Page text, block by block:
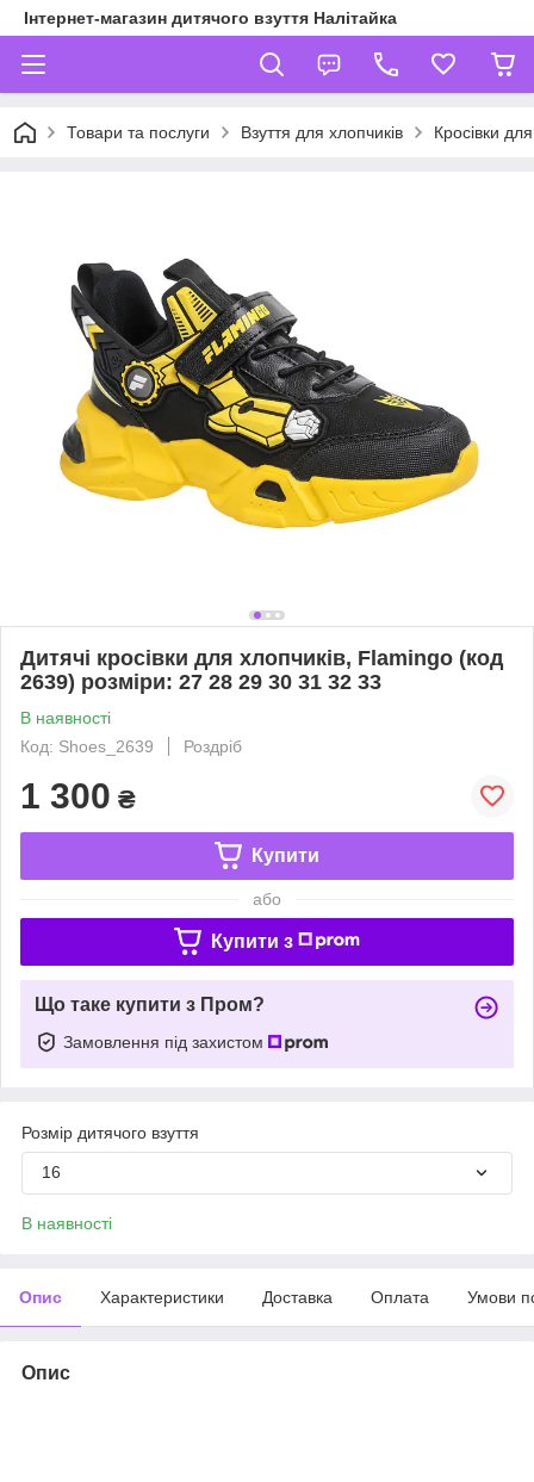
Інтернет-магазин дитячого взуття Налітайка
Товари та послуги Взуття для хлопчиків Кросівки
Дитячі кросівки для хлопчиків, Flamingo (код
2639) розміри: 27 28 29 30 31 32 33
В наявності
Код: Shoes_2639
Роздріб
1 300 ₴
Купити
або
Купити з
Що таке купити з Пром?
Замовлення під захистом
Розмір дитячого взуття
16
В наявності
Опис Характеристики Доставка Оплата Умови
Опис